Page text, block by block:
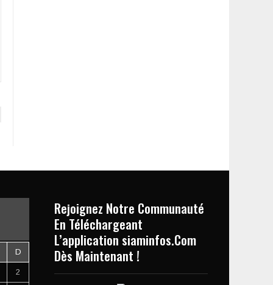
D
2
Rejoignez Notre Communauté
En Téléchargeant
L’application siaminfos.Com
Dès Maintenant !